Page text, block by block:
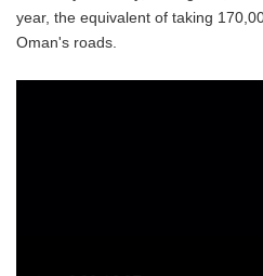
year, the equivalent of taking
Oman's roads.